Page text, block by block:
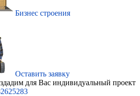
Бизнес строения
Оставить заявку
для Ваc индивидуальный проект